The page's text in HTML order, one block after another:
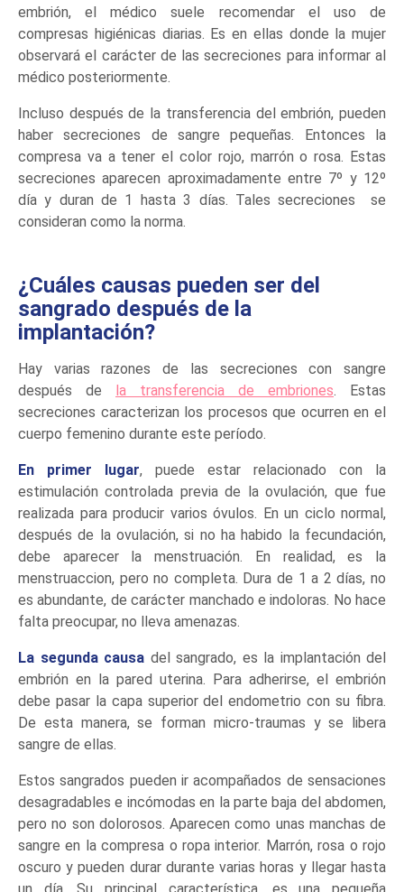
embrión, el médico suele recomendar el uso de
compresas higiénicas diarias. Es en ellas donde la mujer
observará el carácter de las secreciones para informar al
médico posteriormente.
Incluso después de la transferencia del embrión, pueden
haber secreciones de sangre pequeñas. Entonces la
compresa va a tener el color rojo, marrón o rosa. Estas
secreciones aparecen aproximadamente entre 7º y 12º
día y duran de 1 hasta 3 días. Tales secreciones se
consideran como la norma.
¿Cuáles causas pueden ser del
sangrado después de la
implantación?
Hay varias razones de las secreciones con sangre
después de la transferencia de embriones. Estas
secreciones caracterizan los procesos que ocurren en el
cuerpo femenino durante este período.
En primer lugar, puede estar relacionado con la
estimulación controlada previa de la ovulación, que fue
realizada para producir varios óvulos. En un ciclo normal,
después de la ovulación, si no ha habido la fecundación,
debe aparecer la menstruación. En realidad, es la
menstruaccion, pero no completa. Dura de 1 a 2 días, no
es abundante, de carácter manchado e indoloras. No hace
falta preocupar, no lleva amenazas.
La segunda causa del sangrado, es la implantación del
embrión en la pared uterina. Para adherirse, el embrión
debe pasar la capa superior del endometrio con su fibra.
De esta manera, se forman micro-traumas y se libera
sangre de ellas.
Estos sangrados pueden ir acompañados de sensaciones
desagradables e incómodas en la parte baja del abdomen,
pero no son dolorosos. Aparecen como unas manchas de
sangre en la compresa o ropa interior. Marrón, rosa o rojo
oscuro y pueden durar durante varias horas y llegar hasta